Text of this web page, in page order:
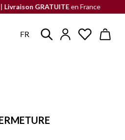
GRATUITEen France à partir de 90€
FR